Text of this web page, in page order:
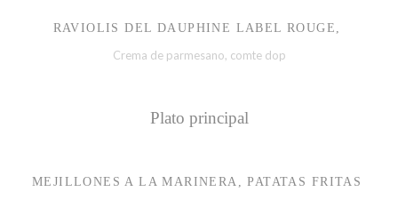
RAVIOLIS DEL DAUPHINE LABEL ROUGE,
Crema de parmesano, comte dop
Plato principal
MEJILLONES A LA MARINERA, PATATAS FRITAS